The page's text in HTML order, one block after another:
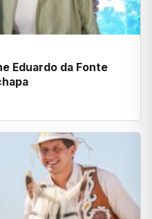
Eduardo da Fonte